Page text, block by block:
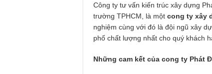
Công ty tư vấn kiến trúc xây dựng
trường TPHCM, là một cong ty xây
nghiệm cùng với đó là đội ngũ xây
phố chất lượng nhất cho quý khách
Những cam kết của cong ty Phát